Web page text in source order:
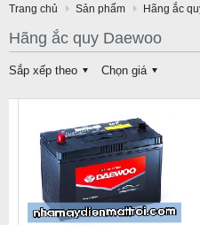
Trang chủ Sản phẩm Hãng ắc
Hãng ắc quy Daewoo
Sắp xếp theo Chọn giá